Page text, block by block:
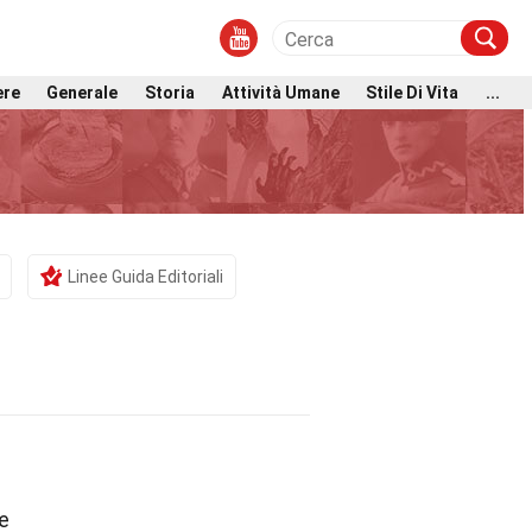
Generale Storia Attività Umane Stile Di Vita ...
Linee Guida Editoriali